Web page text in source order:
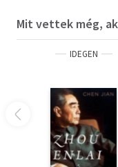
sense of the natural
gripping, original
Historians aiming
back 2.5 billion
Holland<BR><BR>A
SUNDAY TIMES
EUROPEAN *
THE WEEK *
Mit vettek még,
IDEGEN